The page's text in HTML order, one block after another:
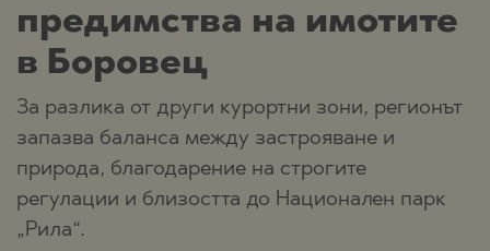
предимства на имотите
в Боровец
За разлика от други курортни зони, регионът
запазва баланса между застрояване и
природа, благодарение на строгите
регулации и близостта до Национален парк
„Рила“.